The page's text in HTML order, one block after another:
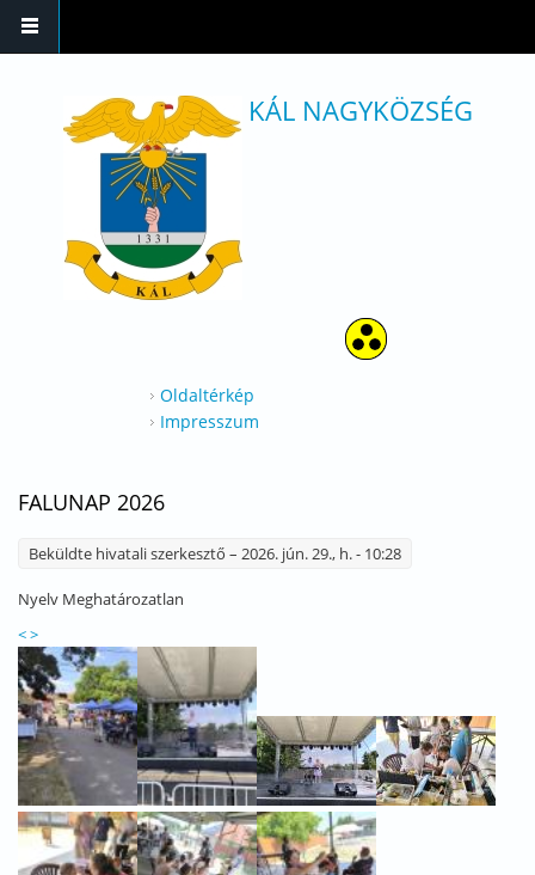
KÁL NAGYKÖZSÉG
Oldaltérkép
Impresszum
FALUNAP 2026
Beküldte hivatali szerkesztő – 2026. jún. 29., h. - 10:28
Nyelv Meghatározatlan
<>